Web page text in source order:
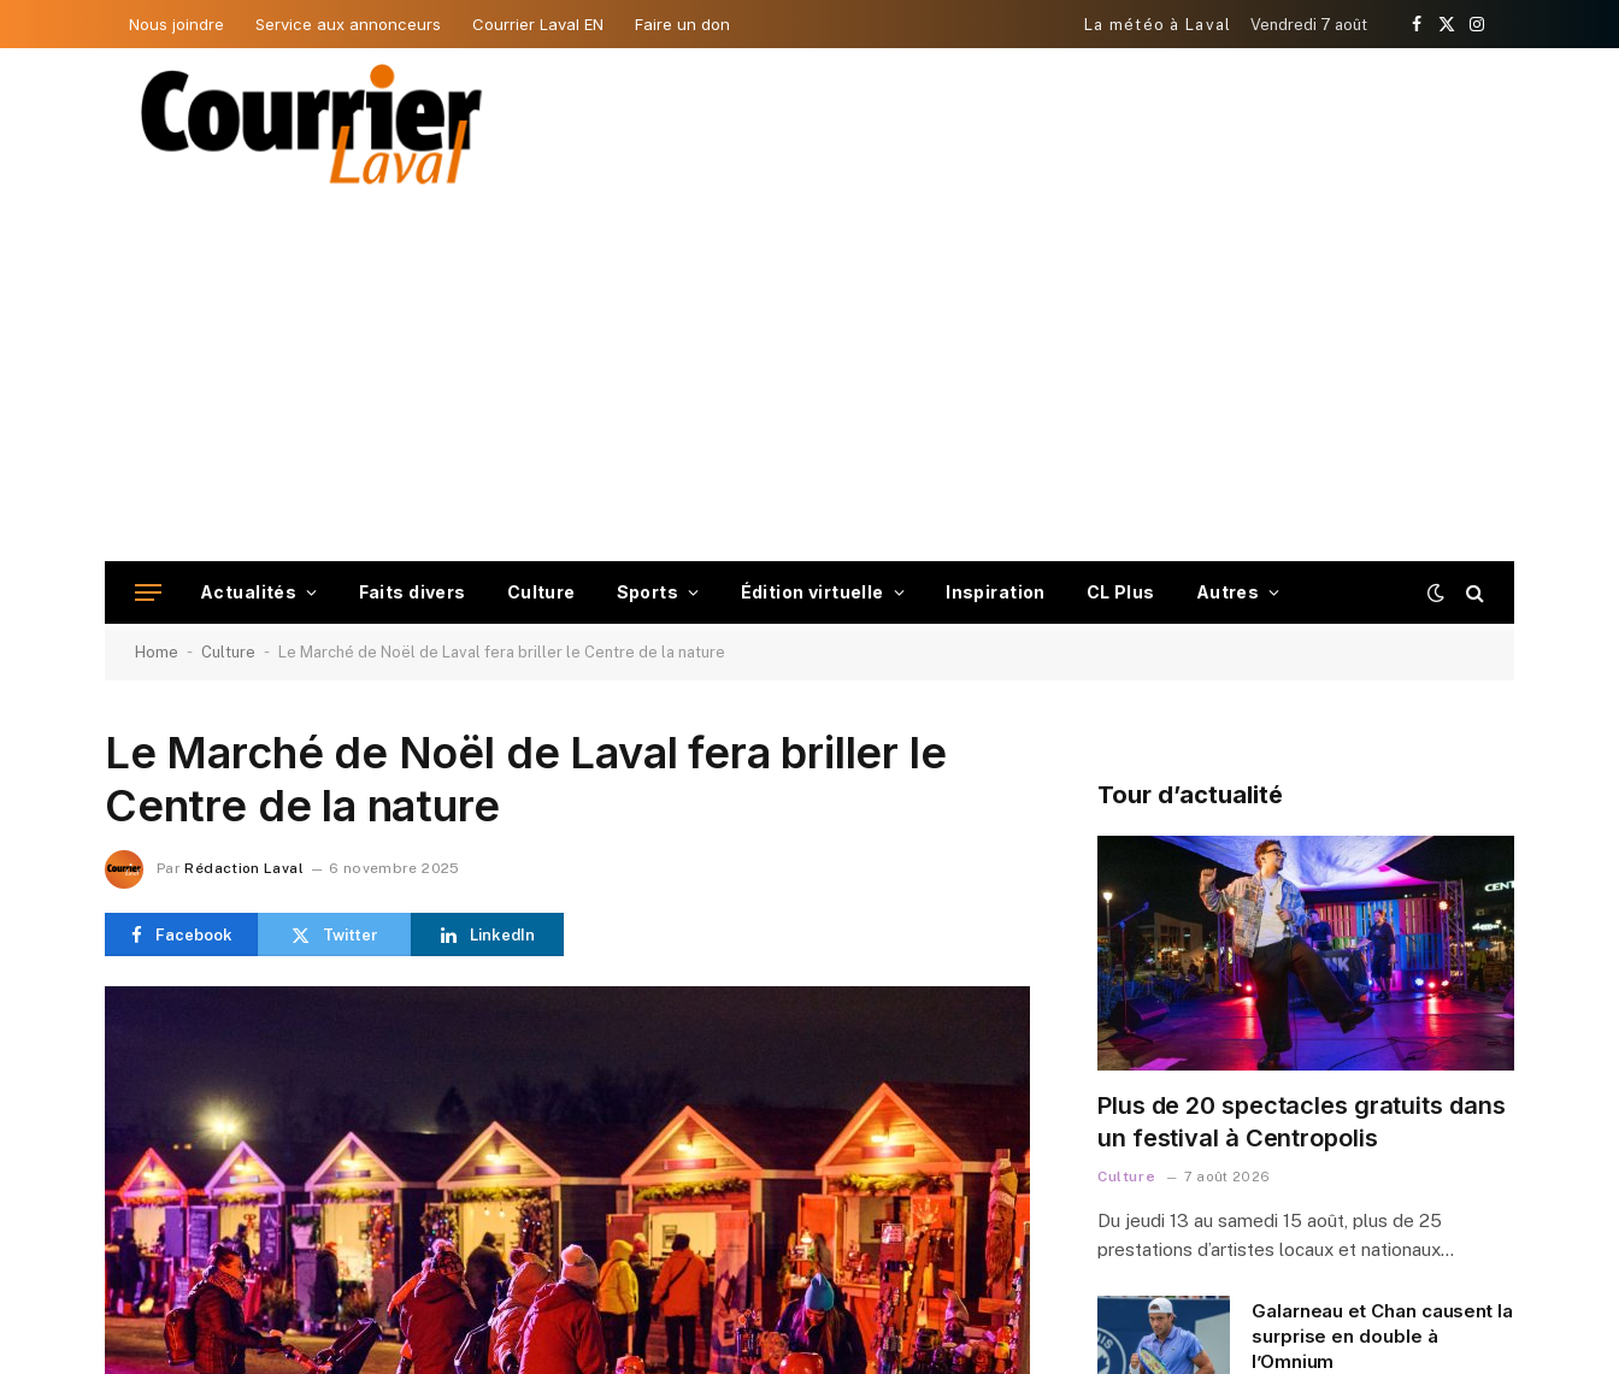
Nous joindre Service aux annonceurs Courrier Laval EN Faire un don La météo à Laval Vendredi 7 août
Facebook
X
Instagram
Actualités Faits divers Culture Sports Édition virtuelle Inspiration CL Plus Autres
Home - Culture - Le Marché de Noël de Laval fera briller le Centre de la nature
Le Marché de Noël de Laval fera briller le
Centre de la nature
Par Rédaction Laval 6 novembre 2025
Facebook Twitter LinkedIn
Tour d’actualité
Plus de 20 spectacles gratuits dans
un festival à Centropolis
Culture 7 août 2026
Du jeudi 13 au samedi 15 août, plus de 25
prestations d’artistes locaux et nationaux…
Galarneau et Chan causent la
surprise en double à
l’Omnium